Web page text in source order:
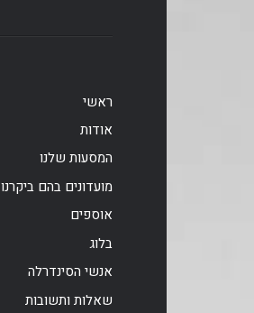
ראשי
אודות
המסעות שלנו
מועדונים בהם ביקרנו
אוספים
בלוג
אנשי הסינדרלה
שאלות ותשובות